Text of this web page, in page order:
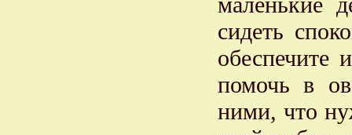
сидеть
обеспечите
помочь в
ними, что